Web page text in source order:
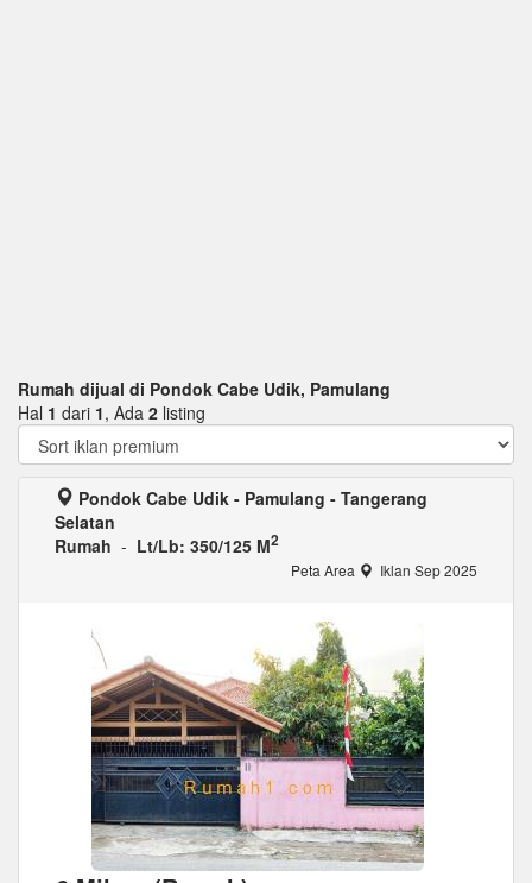
Rumah dijual di Pondok Cabe Udik, Pamulang
Hal 1 dari 1, Ada 2 listing
Pondok Cabe Udik - Pamulang - Tangerang
Selatan
Rumah - Lt/Lb: 350/125 M2
Peta Area Iklan Sep 2025